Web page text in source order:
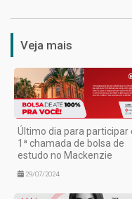
Veja mais
Último dia para participar
1ª chamada de bolsa de
estudo no Mackenzie
29/07/2024